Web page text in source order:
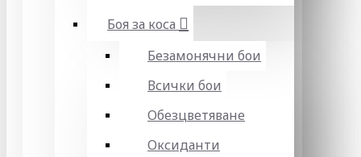
Боя за коса
Безамонячни бои
Всички бои
Обезцветяване
Оксиданти